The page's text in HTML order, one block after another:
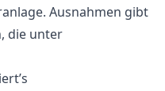
Ausnahmen gibt
die unter